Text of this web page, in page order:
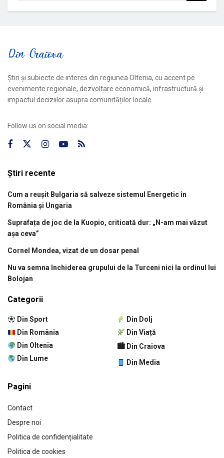
Știri și subiecte de interes din regiunea Oltenia, cu accent pe
evenimente regionale, dezvoltare economică, infrastructură și
impactul deciziilor asupra comunităților locale.
Follow us on social media:
Știri recente
Cum a reușit Bulgaria să salveze sistemul Energetic în
România și Ungaria
Suprafața de joc de la Kuopio, criticată dur: „N-am mai văzut
așa ceva”
Cornel Mondea, vizat de un dosar penal
Nu va semna închiderea grupului de la Turceni nici la ordinul lui
Bolojan
Categorii
Din Sport
Din România
Din Oltenia
Din Lume
Din Dolj
Din Viață
🏙 Din Craiova
Din Media
Pagini
Contact
Despre noi
Politica de confidențialitate
Politica de cookies